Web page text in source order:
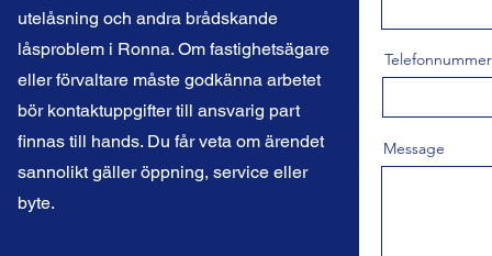
utelåsning och andra brådskande
låsproblem i Ronna. Om fastighetsägare
eller förvaltare måste godkänna arbetet
bör kontaktuppgifter till ansvarig part
finnas till hands. Du får veta om ärendet
sannolikt gäller öppning, service eller
byte.
Telefonnummer
Message